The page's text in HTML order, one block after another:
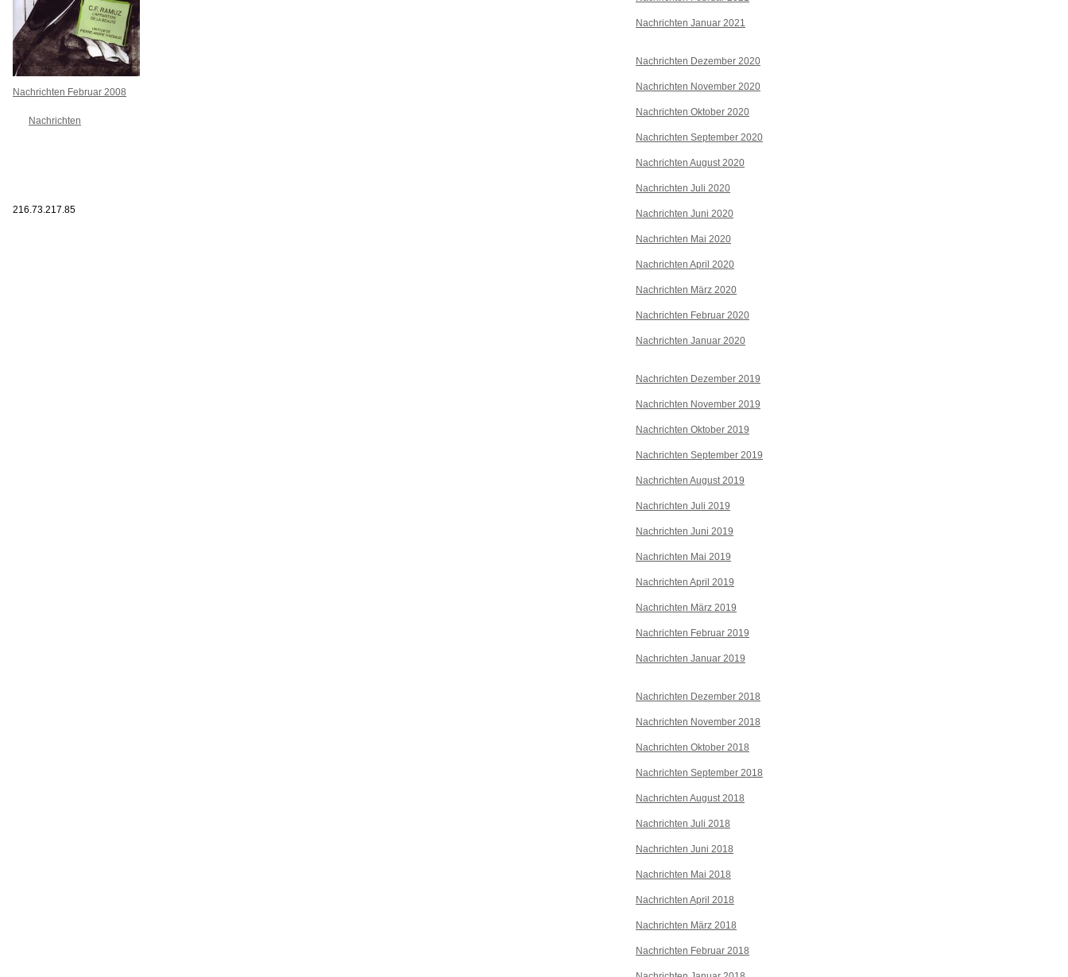
Nachrichten Januar 2021
Nachrichten Dezember 2020
Nachrichten November 2020
Nachrichten Oktober 2020
Nachrichten September 2020
Nachrichten August 2020
Nachrichten Juli 2020
Nachrichten Juni 2020
Nachrichten Mai 2020
Nachrichten April 2020
Nachrichten März 2020
Nachrichten Februar 2020
Nachrichten Januar 2020
Nachrichten Dezember 2019
Nachrichten November 2019
Nachrichten Oktober 2019
Nachrichten September 2019
Nachrichten August 2019
Nachrichten Juli 2019
Nachrichten Juni 2019
Nachrichten Mai 2019
Nachrichten April 2019
Nachrichten März 2019
Nachrichten Februar 2019
Nachrichten Januar 2019
Nachrichten Dezember 2018
Nachrichten November 2018
Nachrichten Oktober 2018
Nachrichten September 2018
Nachrichten August 2018
Nachrichten Juli 2018
Nachrichten Juni 2018
Nachrichten Mai 2018
Nachrichten April 2018
Nachrichten März 2018
Nachrichten Februar 2018
Nachrichten Februar 2008
Nachrichten
216.73.217.85